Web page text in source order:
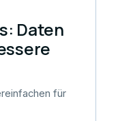
Daten
für